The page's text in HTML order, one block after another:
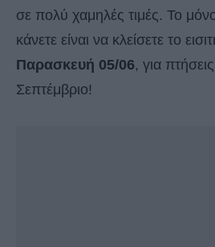
σε πολύ χαμηλές τιμές. Το
κάνετε είναι να κλείσετε το
Παρασκευή 05/06, για
Σεπτέμβριο!